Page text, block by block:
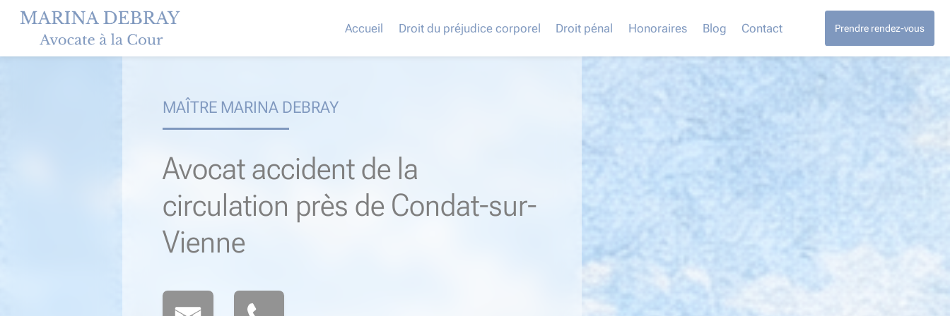
Accueil Droit du préjudice corporel Droit pénal Honoraires Blog Contact Prendre rendez-vous
MAÎTRE MARINA DEBRAY
Avocat accident de la
circulation près de Condat-sur-
Vienne